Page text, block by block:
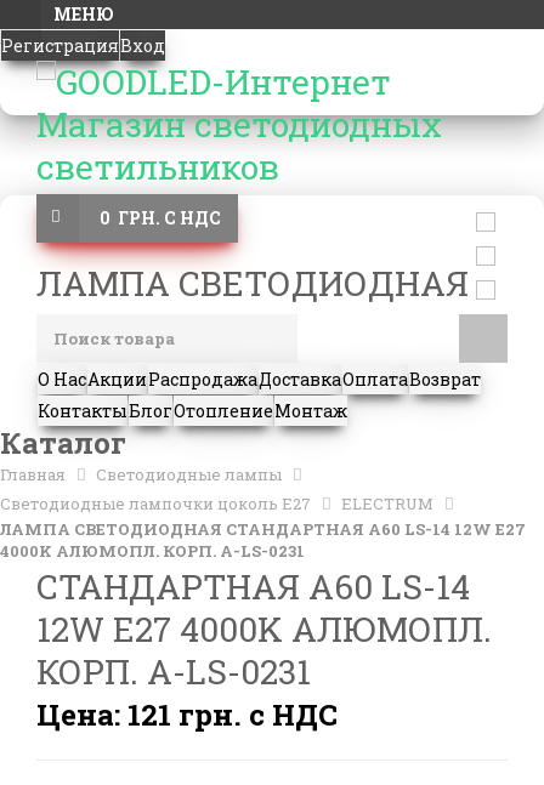
МЕНЮ
РегистрацияВход
0 ГРН. С НДС
О НасАкцииРаспродажаДоставкаОплатаВозврат
КонтактыБлогОтоплениеМонтаж
Каталог
Главная
Светодиодные лампы
Светодиодные лампочки цоколь Е27
ELECTRUM
ЛАМПА СВЕТОДИОДНАЯ СТАНДАРТНАЯ А60 LS-14 12W E27
4000K АЛЮМОПЛ. КОРП. A-LS-0231
ЛАМПА СВЕТОДИОДНАЯ
СТАНДАРТНАЯ А60 LS-14
12W E27 4000K АЛЮМОПЛ.
КОРП. A-LS-0231
Цена: 121 грн. с НДС